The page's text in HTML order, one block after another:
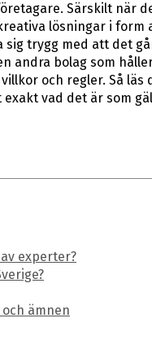
Särskilt när
lösningar i form
trygg med att det
andra bolag som
och regler. Så läs
exakt vad det är som
experter?
ämnen